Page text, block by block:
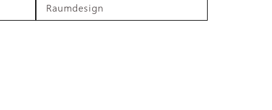
Raumdesign